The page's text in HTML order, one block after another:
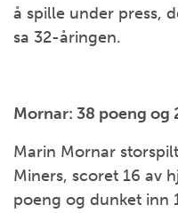
å spille under press,
sa 32-åringen.
Mornar: 38 poeng og
Marin Mornar
Miners, scoret 16 av
poeng og dunket inn